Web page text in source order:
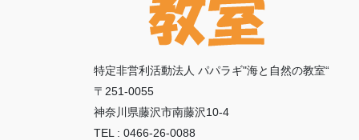
特定非営利活動法人 パパラギ"海と自然の教室“
〒251-0055
神奈川県藤沢市南藤沢10-4
TEL : 0466-26-0088